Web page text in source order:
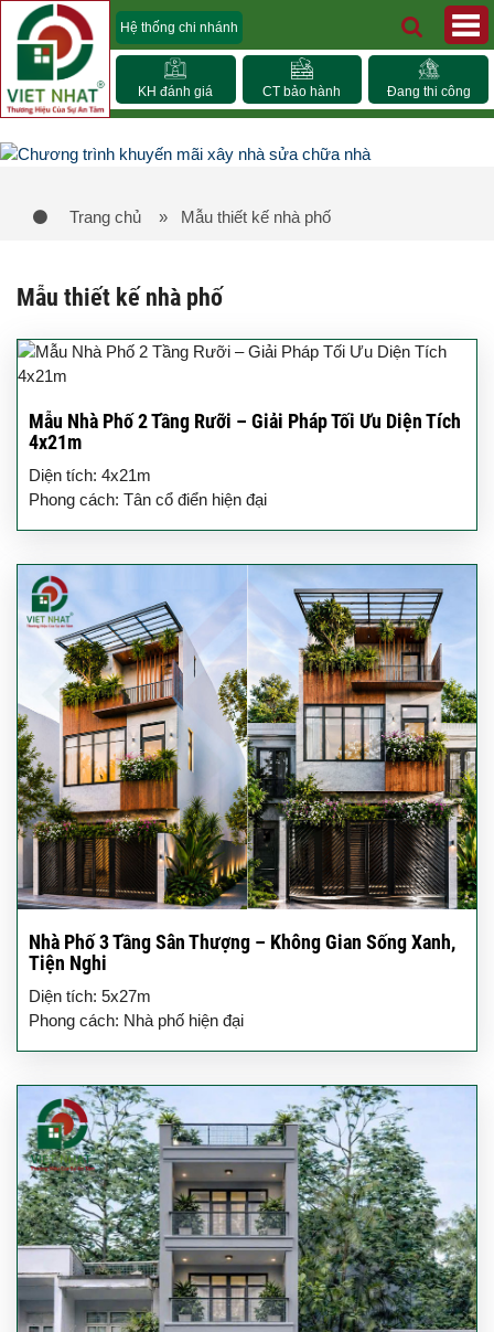
Hệ thống chi nhánh
KH đánh giá CT bảo hành Đang thi công
Trang chủ » Mẫu thiết kế nhà phố
Mẫu thiết kế nhà phố
Mẫu Nhà Phố 2 Tầng Rưỡi – Giải Pháp Tối Ưu Diện Tích
4x21m
Diện tích: 4x21m
Phong cách: Tân cổ điển hiện đại
Nhà Phố 3 Tầng Sân Thượng – Không Gian Sống Xanh,
Tiện Nghi
Diện tích: 5x27m
Phong cách: Nhà phố hiện đại